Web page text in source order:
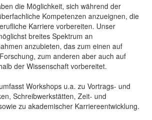
die Möglichkeit, sich während der
Kompetenzen anzueignen, die
Karriere vorbereiten. Unser
breites Spektrum an
anzubieten, das zum einen auf
zum anderen aber auch auf
der Wissenschaft vorbereitet.
Workshops u.a. zu Vortrags- und
Schreibwerkstätten, Zeit- und
zu akademischer Karriereentwicklung.